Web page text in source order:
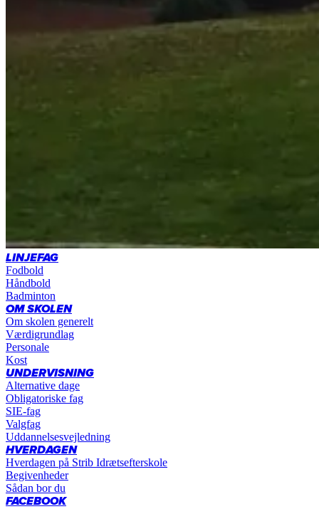
LINJEFAG
Fodbold
Håndbold
Badminton
OM SKOLEN
Om skolen generelt
Værdigrundlag
Personale
Kost
UNDERVISNING
Alternative dage
Obligatoriske fag
SIE-fag
Valgfag
Uddannelsesvejledning
HVERDAGEN
Hverdagen på Strib Idrætsefterskole
Begivenheder
Sådan bor du
FACEBOOK